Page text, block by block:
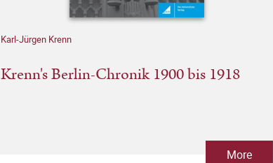
Karl-Jürgen Krenn
Krenn's Berlin-Chronik 1900 bis 1918
More